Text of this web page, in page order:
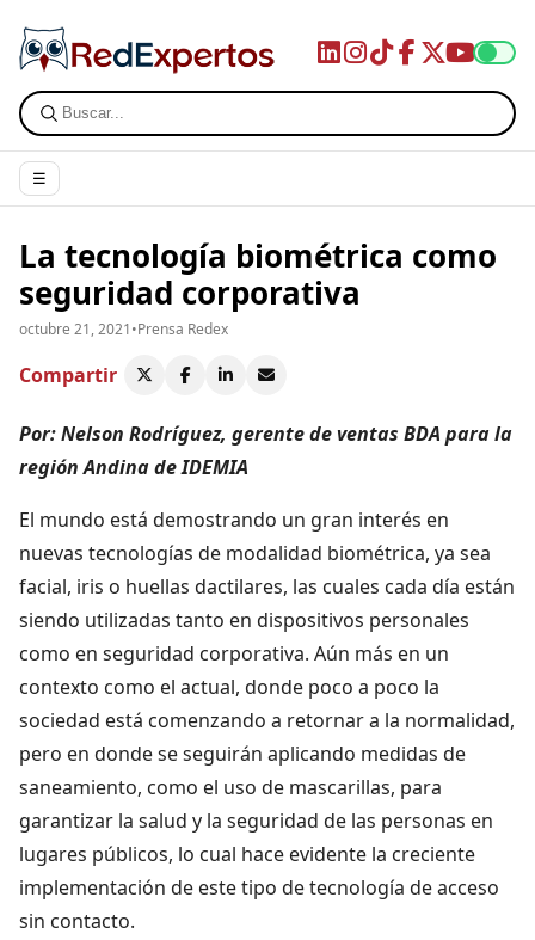
☰
La tecnología biométrica como
seguridad corporativa
octubre 21, 2021•Prensa Redex
Compartir
Por: Nelson Rodríguez, gerente de ventas BDA para la
región Andina de IDEMIA
El mundo está demostrando un gran interés en
nuevas tecnologías de modalidad biométrica, ya sea
facial, iris o huellas dactilares, las cuales cada día están
siendo utilizadas tanto en dispositivos personales
como en seguridad corporativa. Aún más en un
contexto como el actual, donde poco a poco la
sociedad está comenzando a retornar a la normalidad,
pero en donde se seguirán aplicando medidas de
saneamiento, como el uso de mascarillas, para
garantizar la salud y la seguridad de las personas en
lugares públicos, lo cual hace evidente la creciente
implementación de este tipo de tecnología de acceso
sin contacto.